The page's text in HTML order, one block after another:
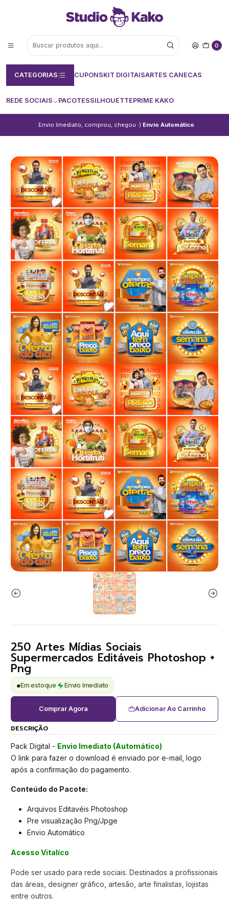
0
CATEGORIAS CUPONSKIT DIGITAISARTES CANECAS
REDE SOCIAIS PACOTESSILHOUETTEPRIME KAKO
Envio Imediato, comprou, chegou :) Envio Automático
250 Artes Mídias Sociais
Supermercados Editáveis Photoshop +
Png
●Em estoque Envio Imediato
Adicionar Ao Carrinho
Comprar Agora
DESCRIÇÃO
Pack Digital - Envio Imediato (Automático)
O link para fazer o download é enviado por e-mail, logo
após a confirmação do pagamento.
Conteúdo do Pacote:
Arquivos Editavéis Photoshop
Pre visualização Png/Jpge
Envio Automático
Acesso Vitalíco
Pode ser usado para rede sociais. Destinados a profissionais
das áreas, designer gráfico, artesão, arte finalistas, lojistas
entre outros.